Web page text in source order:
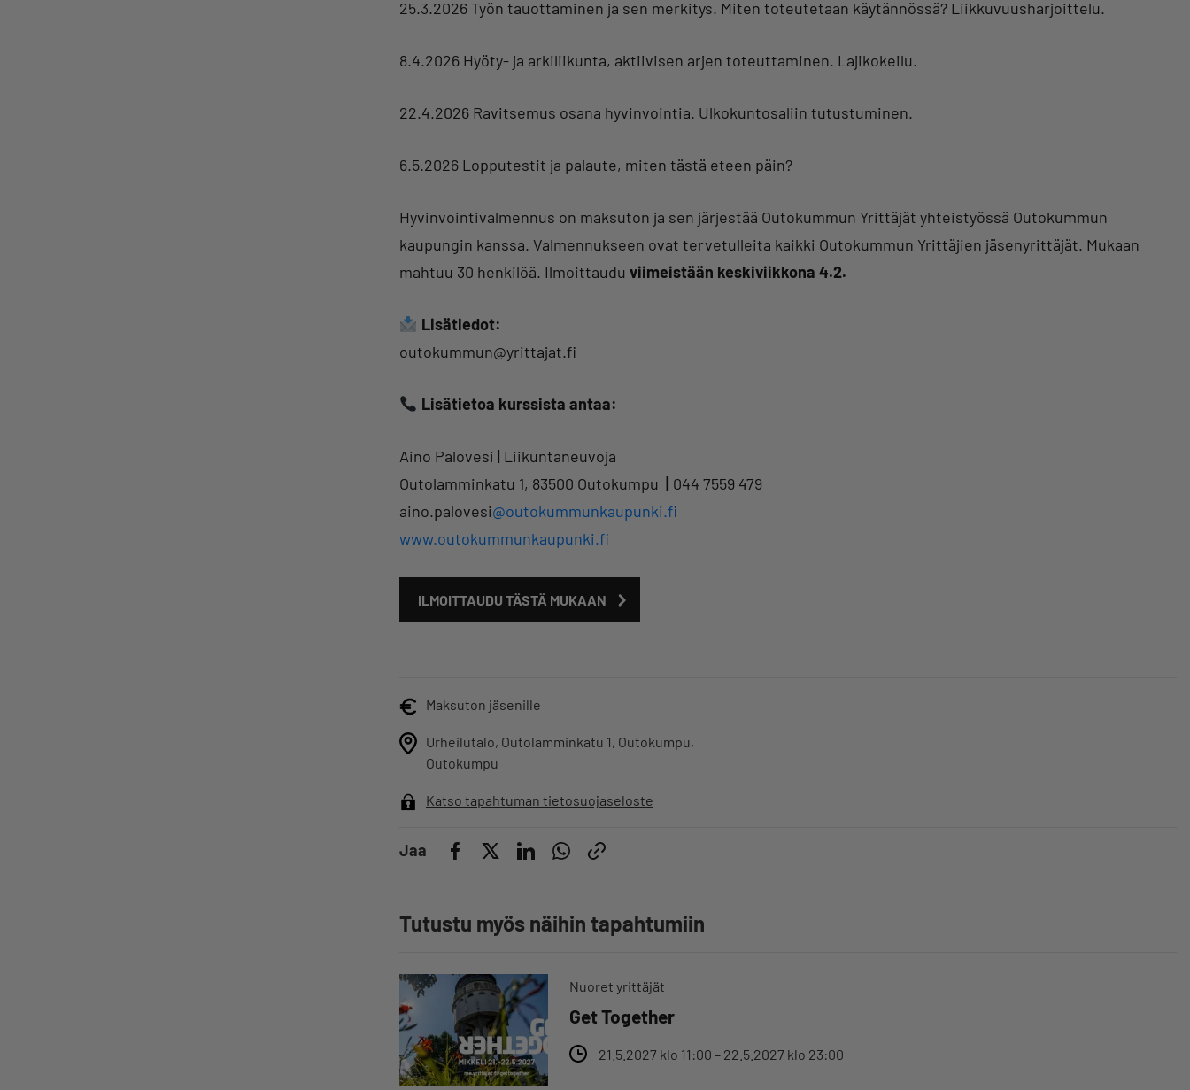
25.3.2026 Työn tauottaminen ja sen merkitys. Miten toteutetaan käytännössä? Liikkuvuusharjoittelu.
8.4.2026 Hyöty- ja arkiliikunta, aktiivisen arjen toteuttaminen. Lajikokeilu.
22.4.2026 Ravitsemus osana hyvinvointia. Ulkokuntosaliin tutustuminen.
6.5.2026 Lopputestit ja palaute, miten tästä eteen päin?
Hyvinvointivalmennus on maksuton ja sen järjestää Outokummun Yrittäjät yhteistyössä Outokummun
kaupungin kanssa. Valmennukseen ovat tervetulleita kaikki Outokummun Yrittäjien jäsenyrittäjät. Mukaan
mahtuu 30 henkilöä. Ilmoittaudu viimeistään keskiviikkona 4.2.
Lisätiedot:
outokummun@yrittajat.fi
Lisätietoa kurssista antaa:
Aino Palovesi | Liikuntaneuvoja
Outolamminkatu 1, 83500 Outokumpu
044 7559 479
aino.palovesi@outokummunkaupunki.fi
www.outokummunkaupunki.fi
ILMOITTAUDU TÄSTÄ MUKAAN
Maksuton jäsenille
Urheilutalo, Outolamminkatu 1, Outokumpu,
Outokumpu
Katso tapahtuman tietosuojaseloste
Jaa
Tutustu myös näihin tapahtumiin
Nuoret yrittäjät
Get Together
21.5.2027 klo 11:00 – 22.5.2027 klo 23:00